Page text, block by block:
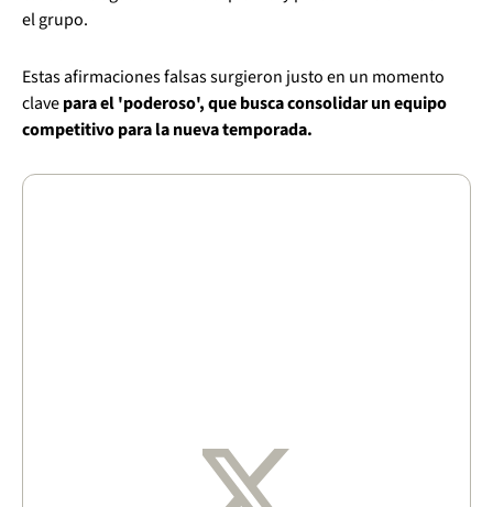
el grupo.
Estas afirmaciones falsas surgieron justo en un momento
clavepara el 'poderoso', que busca consolidar un equipo
competitivo para la nueva temporada.